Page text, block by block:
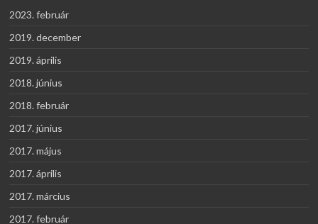
2023. február
2019. december
2019. április
2018. június
2018. február
2017. június
2017. május
2017. április
2017. március
2017. február